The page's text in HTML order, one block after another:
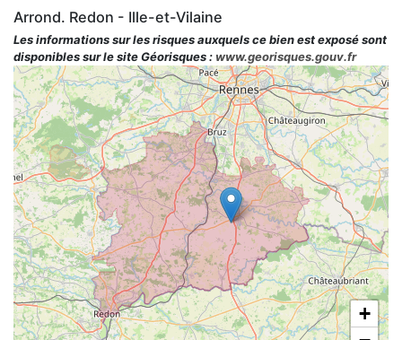
Arrond. Redon - Ille-et-Vilaine
Les informations sur les risques auxquels ce bien est exposé sont
disponibles sur le site Géorisques : www.georisques.gouv.fr
+